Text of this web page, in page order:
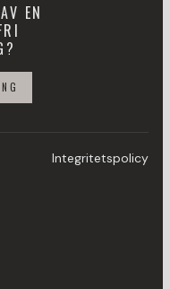
EN
Integritetspolicy